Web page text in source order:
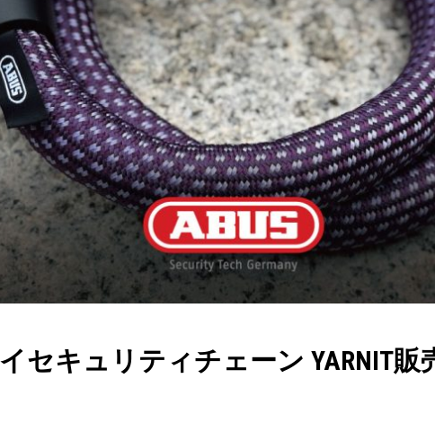
セキュリティチェーン YARNIT販